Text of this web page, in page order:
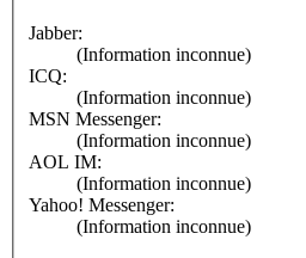
Jabber:
(Information inconnue)
ICQ:
(Information inconnue)
MSN Messenger:
(Information inconnue)
AOL IM:
(Information inconnue)
Yahoo! Messenger:
(Information inconnue)